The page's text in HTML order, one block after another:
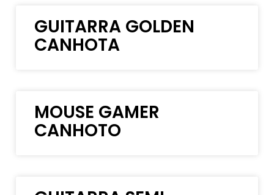
GUITARRA GOLDEN
CANHOTA
MOUSE GAMER
CANHOTO